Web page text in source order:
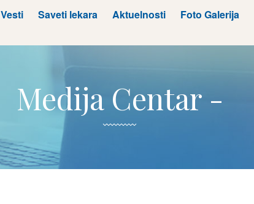
Vesti Saveti lekara Aktuelnosti Foto Galerija
Medija Centar -